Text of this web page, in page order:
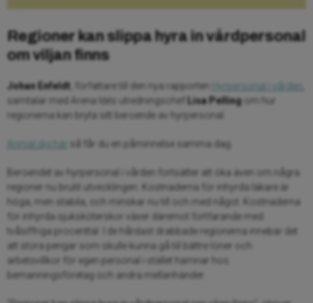
Regioner kan slippa hyra in vårdpersonal
om viljan finns
Johan Enfeldt , författare till den nya rapporten Hyrpersonal i vården
samtalar med Arena Idés utredningschef
Lisa Pellingom hur
regionerna kan bryta sitt beroende av hyrpersonal.
Anmäl dig här så får du en påminnelse samma dag.
Beroendet av hyrpersonal i vården fortsätter att öka även om några
regioner nu brutit utvecklingen. Kostnaderna för inhyrda läkare är
höga, men stabila, och minskar nu till och med något. Kostnaderna
för inhyrda sjuksköterskor växer däremot fortfarande med
tvåsiffriga procenttal. I de hårdast drabbade regionerna innebär det
att stora pengar som skulle kunna gå till bättre löner och
arbetsvillkor för egen personal i stället hamnar hos
bemanningsföretag och andra mellanhänder.